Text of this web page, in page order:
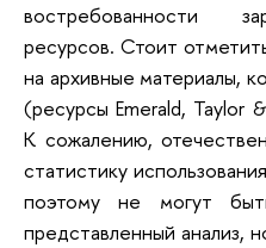
востребованности
ресурсов. Стоит
на архивные материалы,
(ресурсы Emerald, Taylor
К сожалению,
статистику
поэтому не могут
представленный анализ,